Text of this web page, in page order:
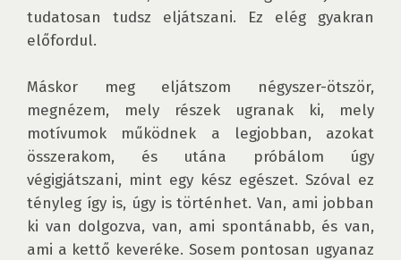
tudatosan tudsz eljátszani. Ez elég gyakran
előfordul.
Máskor meg eljátszom négyszer-ötször,
megnézem, mely részek ugranak ki, mely
motívumok működnek a legjobban, azokat
összerakom, és utána próbálom úgy
végigjátszani, mint egy kész egészet. Szóval ez
tényleg így is, úgy is történhet. Van, ami jobban
ki van dolgozva, van, ami spontánabb, és van,
ami a kettő keveréke. Sosem pontosan ugyanaz